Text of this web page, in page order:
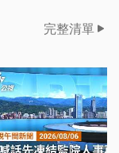
完整清單